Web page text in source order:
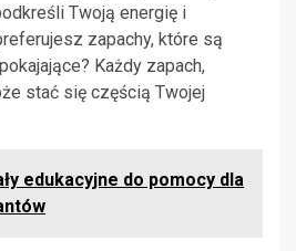
Twoją energię i
zapachy, które są
Każdy zapach,
stać się częścią Twojej
edukacyjne do pomocy dla